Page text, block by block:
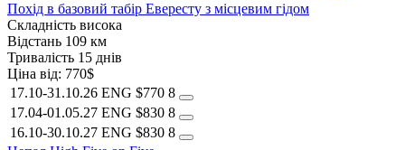
Похід в базовий табір Евересту з місцевим гідом
Складність висока
Відстань 109 км
Тривалість 15 днів
Ціна від: 770$
17.10-31.10.26 ENG $770 8
17.04-01.05.27 ENG $830 8
16.10-30.10.27 ENG $830 8